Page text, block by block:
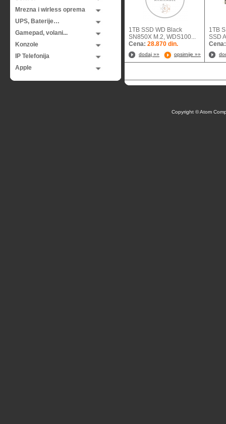
Mrezna i wirless oprema
UPS, Baterije…
Gamepad, volani...
Konzole
IP Telefonija
Apple
1TB SSD WD Black
SN850X M.2, WDS100...
Cena: 28.870 din.
dodaj »» opsirnije »»
1TB
SSD
Copyright © Atom